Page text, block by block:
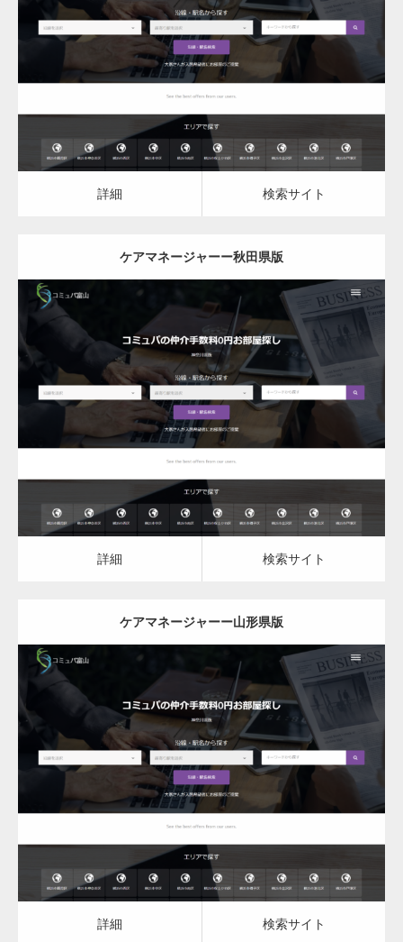
ケアマネージャー ケアマネージャー
詳細 検索サイト
詳細 検索サイト
ケアマネージャーー秋田県版
更新日： 2023.03.10
ケアマネージャー ケアマネージャー
詳細 検索サイト
詳細 検索サイト
ケアマネージャーー山形県版
更新日： 2023.03.10
ケアマネージャー ケアマネージャー
詳細 検索サイト
詳細 検索サイト